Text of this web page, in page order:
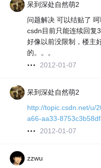
呆到深处自然萌2
问题解决 可以结贴了
csdn目前只能连续回复
好像以前没限制，楼主
的。。。
2012-01-07
呆到深处自然萌2
http://topic.csdn.net/u/
a66-aa33-
2012-01-07
zzwu